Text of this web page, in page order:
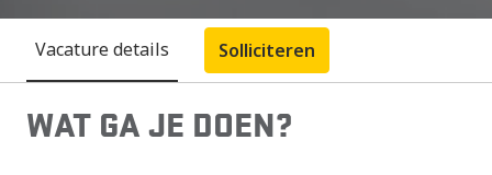
Vacature details Solliciteren
WAT GA JE DOEN?